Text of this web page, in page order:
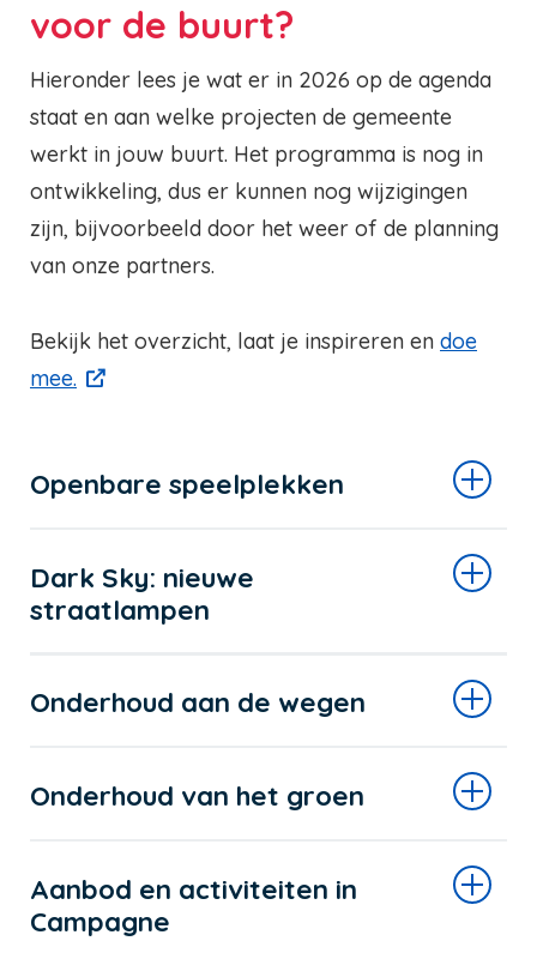
voor de buurt?
Hieronder lees je wat er in 2026 op de agenda
staat en aan welke projecten de gemeente
werkt in jouw buurt. Het programma is nog in
ontwikkeling, dus er kunnen nog wijzigingen
zijn, bijvoorbeeld door het weer of de planning
van onze partners.
Bekijk het overzicht, laat je inspireren en doe
mee.
Openbare speelplekken
Dark Sky: nieuwe
straatlampen
Onderhoud aan de wegen
Onderhoud van het groen
Aanbod en activiteiten in
Campagne